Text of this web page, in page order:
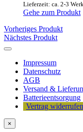
Lieferzeit: ca. 2-3
Gehe zum Produkt
Vorheriges Produkt
Nächstes Produkt
Impressum
Datenschutz
AGB
Versand &
Batterieentsorgung
Vertrag widerrufen
×